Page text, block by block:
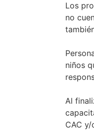
Los
no
niños
Al
CAC